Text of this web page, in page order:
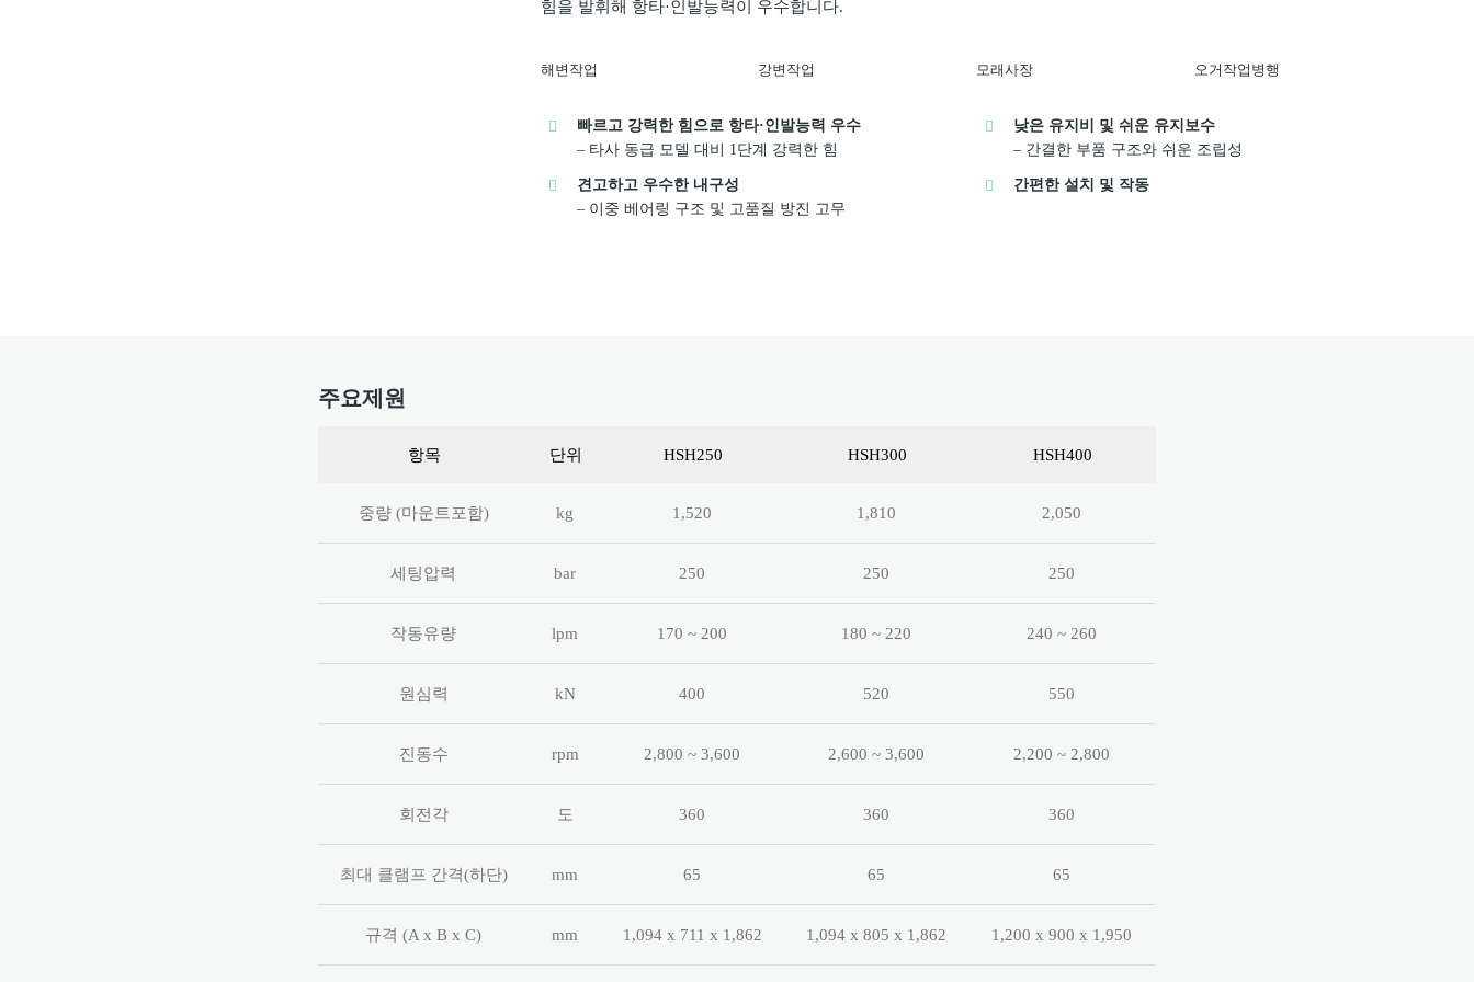
힘을 발휘해 항타·인발능력이 우수합니다.
해변작업 강변작업 모래사장 오거작업병행
빠르고 강력한 힘으로 항타·인발능력 우수
– 타사 동급 모델 대비 1단계 강력한 힘
견고하고 우수한 내구성
– 이중 베어링 구조 및 고품질 방진 고무
낮은 유지비 및 쉬운 유지보수
– 간결한 부품 구조와 쉬운 조립성
간편한 설치 및 작동
주요제원
항목 단위 HSH250 HSH300 HSH400
중량 (마운트포함) kg 1,520 1,810 2,050
세팅압력 bar 250 250 250
작동유량 lpm 170 ~ 200 180 ~ 220 240 ~ 260
원심력 kN 400 520 550
진동수 rpm 2,800 ~ 3,600 2,600 ~ 3,600 2,200 ~ 2,800
회전각 도 360 360 360
최대 클램프 간격(하단) mm 65 65 65
규격 (A x B x C) mm 1,094 x 711 x 1,862 1,094 x 805 x 1,862 1,200 x 900 x 1,950